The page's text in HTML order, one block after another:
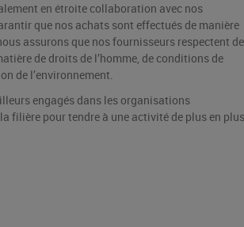
en étroite collaboration avec nos
que nos achats sont effectués de manière
assurons que nos fournisseurs respectent
de droits de l’homme, de conditions de
de l’environnement.
engagés dans les organisations
filière pour tendre à une activité de plus en plus